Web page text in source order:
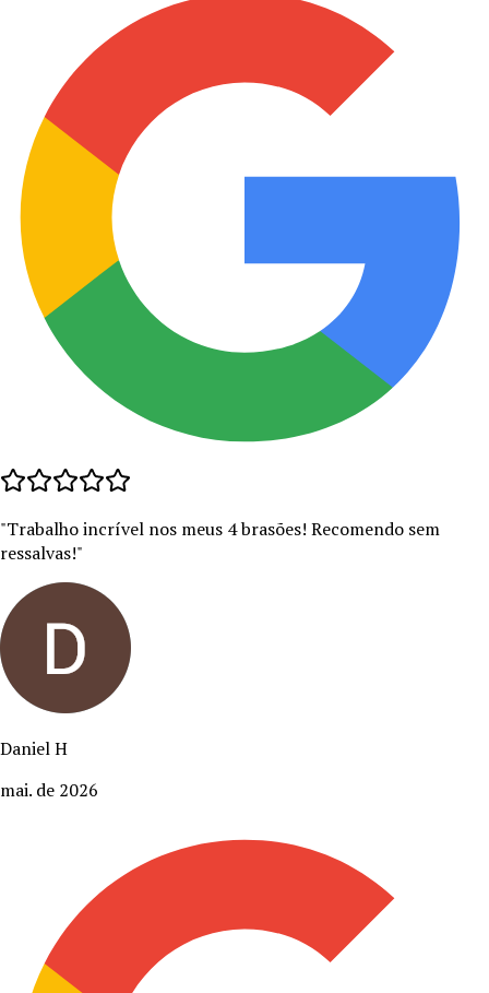
"Trabalho incrível nos meus 4 brasões! Recomendo sem
ressalvas!"
Daniel H
mai. de 2026